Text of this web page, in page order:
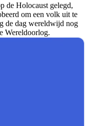
de Holocaust gelegd,
om een volk uit te
de dag wereldwijd nog
Wereldoorlog.